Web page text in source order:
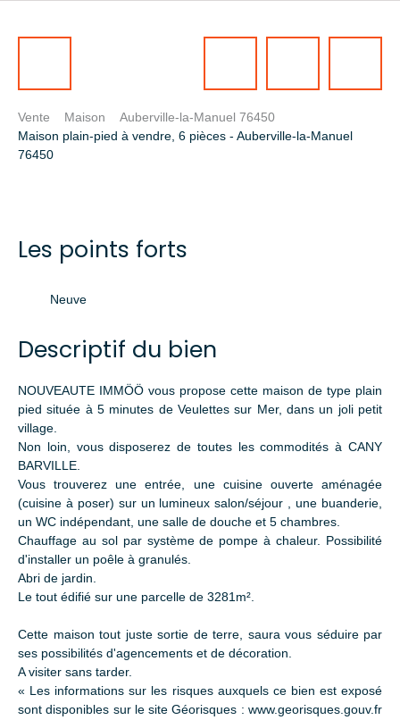
Vente Maison
Auberville-la-Manuel 76450
Maison plain-pied à vendre, 6 pièces - Auberville-la-Manuel
76450
Les points forts
Neuve
Descriptif du bien
NOUVEAUTE IMMÖÖ vous propose cette maison de type plain
pied située à 5 minutes de Veulettes sur Mer, dans un joli petit
village.
Non loin, vous disposerez de toutes les commodités à CANY
BARVILLE.
Vous trouverez une entrée, une cuisine ouverte aménagée
(cuisine à poser) sur un lumineux salon/séjour , une buanderie,
un WC indépendant, une salle de douche et 5 chambres.
Chauffage au sol par système de pompe à chaleur. Possibilité
d'installer un poêle à granulés.
Abri de jardin.
Le tout édifié sur une parcelle de 3281m².
Cette maison tout juste sortie de terre, saura vous séduire par
ses possibilités d'agencements et de décoration.
A visiter sans tarder.
« Les informations sur les risques auxquels ce bien est exposé
sont disponibles sur le site Géorisques : www.georisques.gouv.fr